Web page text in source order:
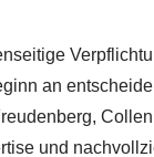
an
und